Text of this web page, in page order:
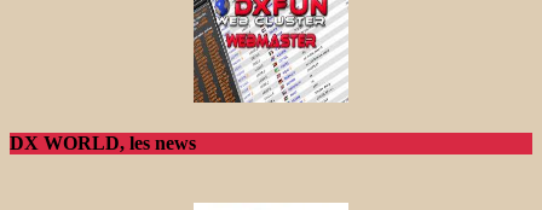
DX WORLD, les news